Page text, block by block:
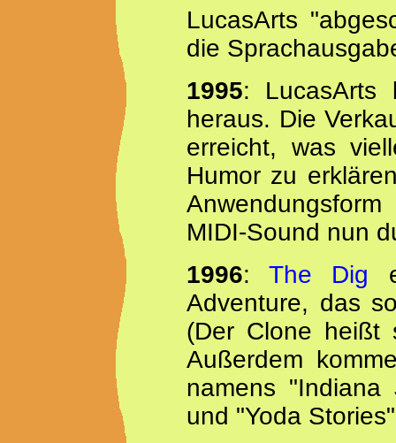
LucasArts
die
1995: LucasArts
heraus. Die
erreicht, was
Humor zu
MIDI-Sound nun
1996:The Dig
Adventure, das
(Der Clone heißt
Außerdem
namens
und "Yoda